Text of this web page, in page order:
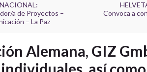
a de Proyectos –
– La Paz
Convoca a
Alemana, GIZ